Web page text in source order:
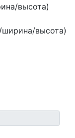
высота)
ширина/высота)